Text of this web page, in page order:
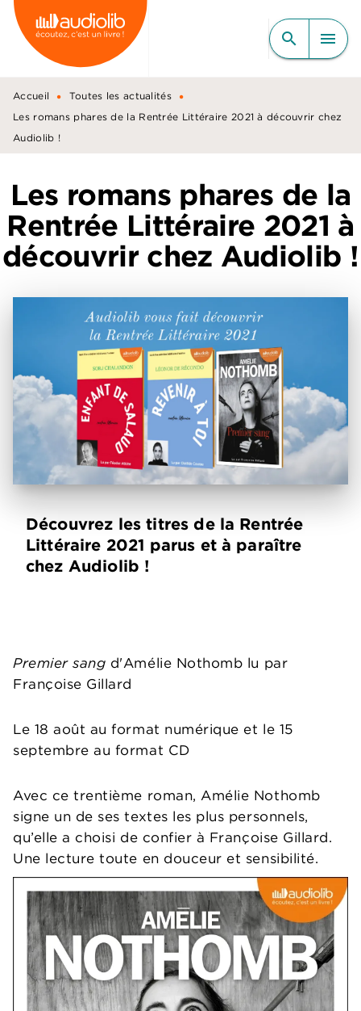
MENU RECHERCHE
CONTENU
PIED DE PAGE
search menu
Accueil • Toutes les actualités •
Les romans phares de la Rentrée Littéraire 2021 à découvrir chez
Audiolib !
Les romans phares de la
Rentrée Littéraire 2021 à
découvrir chez Audiolib !
Découvrez les titres de la Rentrée
Littéraire 2021 parus et à paraître
chez Audiolib !
Premier sang d'Amélie Nothomb lu par
Françoise Gillard
Le 18 août au format numérique et le 15
septembre au format CD
Avec ce trentième roman, Amélie Nothomb
signe un de ses textes les plus personnels,
qu’elle a choisi de confier à Françoise Gillard.
Une lecture toute en douceur et sensibilité.